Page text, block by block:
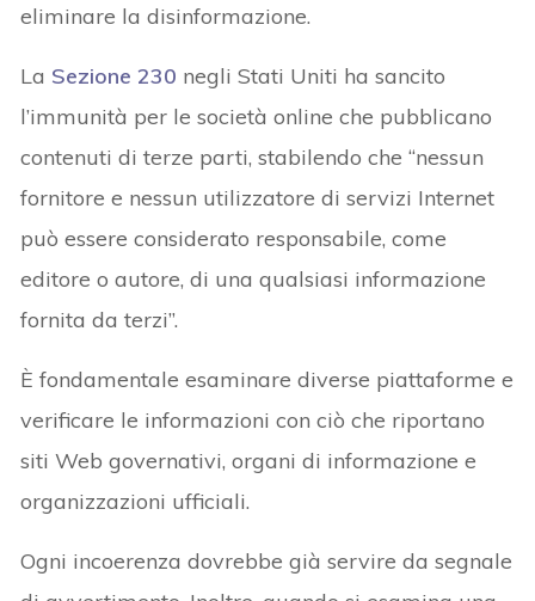
eliminare la disinformazione.
La Sezione 230 negli Stati Uniti ha sancito
l’immunità per le società online che pubblicano
contenuti di terze parti, stabilendo che “nessun
fornitore e nessun utilizzatore di servizi Internet
può essere considerato responsabile, come
editore o autore, di una qualsiasi informazione
fornita da terzi”.
È fondamentale esaminare diverse piattaforme e
verificare le informazioni con ciò che riportano
siti Web governativi, organi di informazione e
organizzazioni ufficiali.
Ogni incoerenza dovrebbe già servire da segnale